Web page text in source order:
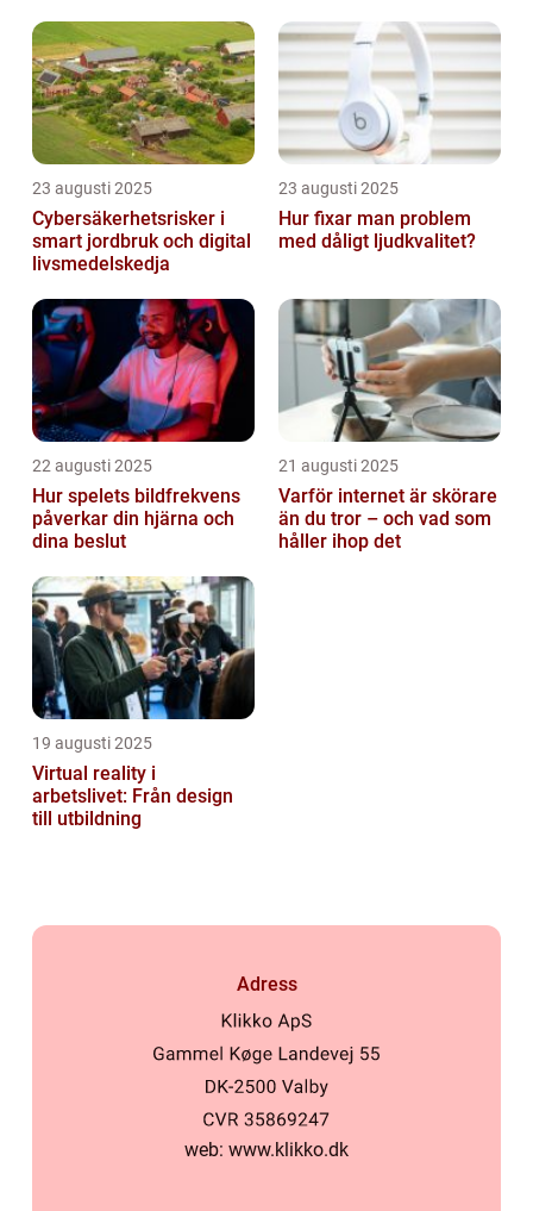
23 augusti 2025
Cybersäkerhetsrisker i
smart jordbruk och digital
livsmedelskedja
23 augusti 2025
Hur fixar man problem
med dåligt ljudkvalitet?
22 augusti 2025
Hur spelets bildfrekvens
påverkar din hjärna och
dina beslut
21 augusti 2025
Varför internet är skörare
än du tror – och vad som
håller ihop det
19 augusti 2025
Virtual reality i
arbetslivet: Från design
till utbildning
Adress
web: www.klikko.dk